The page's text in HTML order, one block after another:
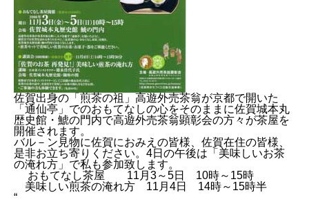
佐賀出身の「煎茶の祖」高遊外売茶翁が京都で開いた
「通仙亭」でのおもてなしの心をそのままに佐賀城本丸
歴史館・鯱の門内で高遊外売茶翁顕彰会の方々が茶屋を
開催されます。
バル－ン見物に佐賀におみえの皆様、佐賀在住の皆様、
是非お立ち寄りください。4日の午後は「美味しいお茶
の淹れ方」で私も参加致します。
おもてなし茶屋 11月3～5日 10時～15時
美味しい煎茶の淹れ方 11月4日 14時～15時半
“